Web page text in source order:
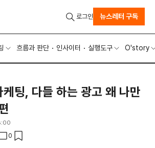
흐름과 판단 인사이터 실행도구 O'story
로그인 뉴스레터 구독
팅, 다들 하는 광고 왜 나만
0